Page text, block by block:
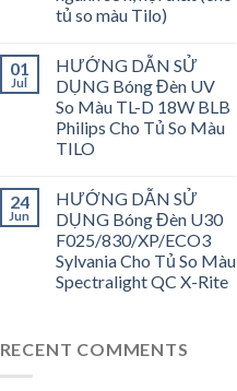
tủ so màu Tilo)
01
Jul
HƯỚNG DẪN SỬ
DỤNG Bóng Đèn UV
So Màu TL-D 18W BLB
Philips Cho Tủ So Màu
TILO
24
Jun
HƯỚNG DẪN SỬ
DỤNG Bóng Đèn U30
F025/830/XP/ECO3
Sylvania Cho Tủ So Màu
Spectralight QC X-Rite
RECENT COMMENTS